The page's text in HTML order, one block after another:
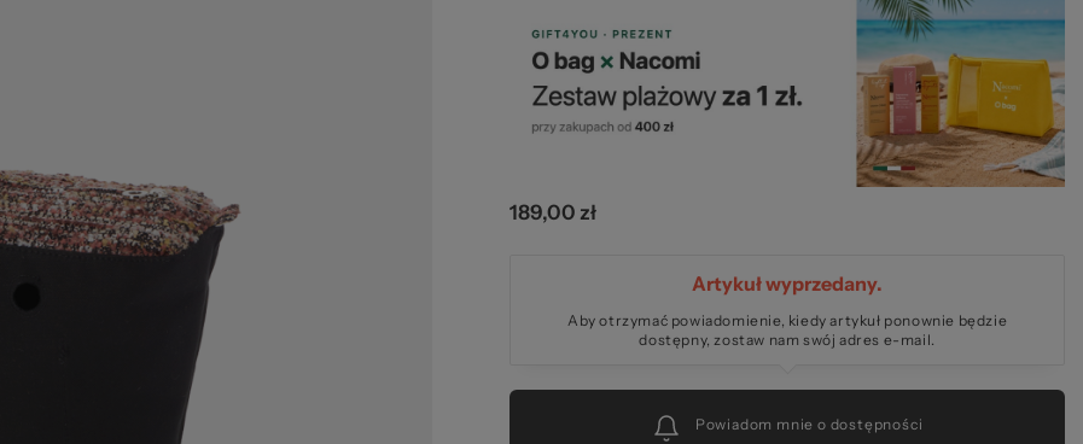
189,00 zł
Artykuł wyprzedany.
Aby otrzymać powiadomienie, kiedy artykuł ponownie będzie
dostępny, zostaw nam swój adres e-mail.
Powiadom mnie o dostępności